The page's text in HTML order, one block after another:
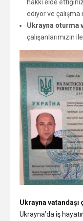
hakkı elde
ediyor ve çalışma
Ukrayna oturma
çalışanlarımızın
Ukrayna vatandaşı
Ukrayna’da iş